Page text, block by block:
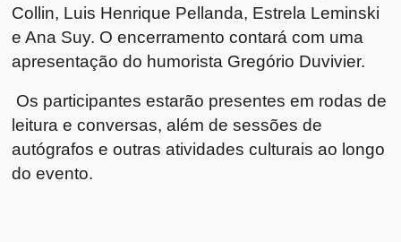
Collin, Luis Henrique Pellanda, Estrela Leminski
e Ana Suy. O encerramento contará com uma
apresentação do humorista Gregório Duvivier.
Os participantes estarão presentes em rodas de
leitura e conversas, além de sessões de
autógrafos e outras atividades culturais ao longo
do evento.